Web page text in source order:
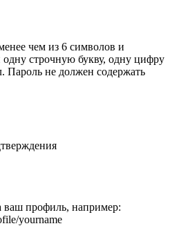
чем из 6 символов и
одну строчную букву, одну цифру
Пароль не должен содержать
ваш профиль, например:
yourname